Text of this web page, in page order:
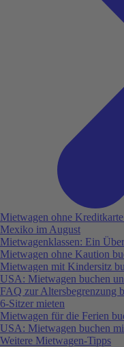
Mietwagen ohne
Mexiko im August
Mietwagenklassen: Ein
Mietwagen ohne Kaution
Mietwagen mit Kindersitz
USA: Mietwagen buchen
FAQ zur Altersbegrenzung
6-Sitzer mieten
Mietwagen für die Ferien
USA: Mietwagen buchen
Weitere Mietwagen-Tipps